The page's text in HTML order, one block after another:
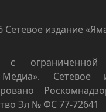
Сетевое издание
с ограниченной
Медиа». Сетевое
Эл № ФС 77-72641